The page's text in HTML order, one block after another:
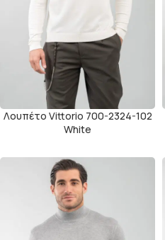
Λουπέτο Vittorio 700-2324-102
White